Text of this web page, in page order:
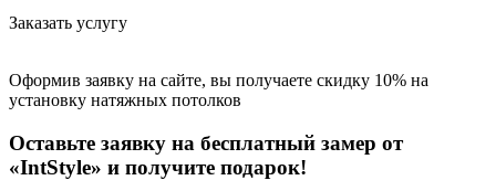
Заказать услугу
Оформив заявку на сайте, вы получаете скидку 10% на
установку натяжных потолков
Оставьте заявку на бесплатный замер от
«IntStyle» и получите подарок!